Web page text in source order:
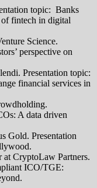
topic: Banks
fintech in digital
Science.
perspective on
Presentation topic:
financial services in
A data driven
Gold. Presentation
CryptoLaw Partners.
ICO/TGE: